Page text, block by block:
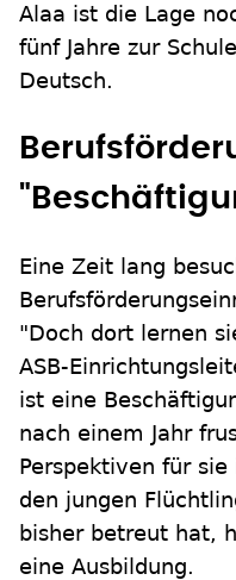
Alaa ist die Lage
fünf Jahre zur
Deutsch.
Eine Zeit lang
"Doch dort lernen
ASB-
ist eine
nach einem Jahr
Perspektiven für
den jungen
bisher betreut hat,
eine Ausbildung.